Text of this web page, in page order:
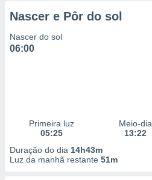
Nascer e Pôr do sol
Nascer do sol
06:00
Primeira luz
05:25
Meio-dia
13:22
Duração do dia 14h43m
Luz da manhã restante 51m